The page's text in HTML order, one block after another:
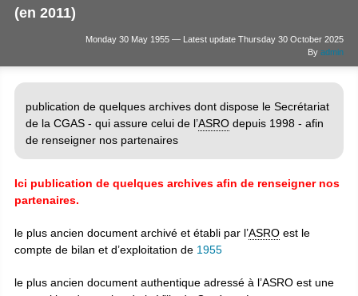
(en 2011)
Monday 30 May 1955 — Latest update Thursday 30 October 2025
By admin
publication de quelques archives dont dispose le Secrétariat
de la CGAS - qui assure celui de l’ASROdepuis 1998 - afin
de renseigner nos partenaires
Ici publication de quelques archives afin de renseigner nos
partenaires.
le plus ancien document archivé et établi par l’ASRO est le
compte de bilan et d’exploitation de 1955
le plus ancien document authentique adressé à l’ASRO est une